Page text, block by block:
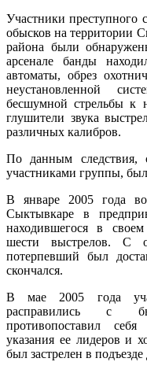
Участники преступного
обысков на территории
района были
арсенале банды
автоматы, обрез
неустановленной
бесшумной стрельбы к
глушители звука
различных калибров.
По данным следствия,
участниками группы,
В январе 2005 года
Сыктывкаре в
находившегося в
шести выстрелов. С
потерпевший был
скончался.
В мае 2005 года
расправились с
противопоставил
указания ее лидеров и
был застрелен в